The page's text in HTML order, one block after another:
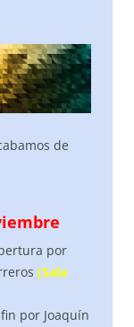
de
por
(Sala
por Joaquín